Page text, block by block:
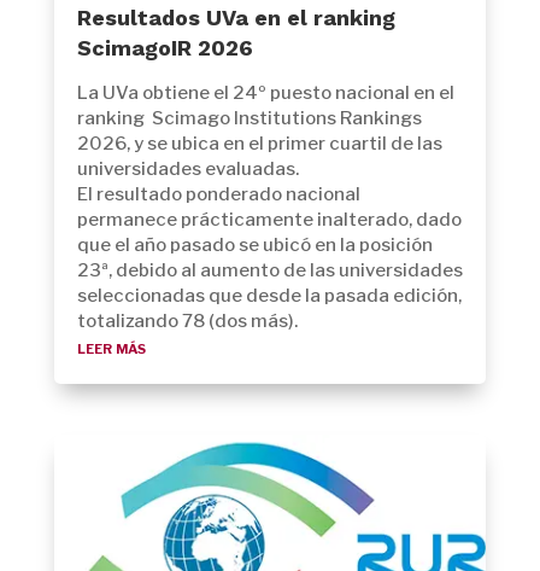
Resultados UVa en el ranking
ScimagoIR 2026
La UVa obtiene el 24º puesto nacional en el
ranking Scimago Institutions Rankings
2026, y se ubica en el primer cuartil de las
universidades evaluadas.
El resultado ponderado nacional
permanece prácticamente inalterado, dado
que el año pasado se ubicó en la posición
23ª, debido al aumento de las universidades
seleccionadas que desde la pasada edición,
totalizando 78 (dos más).
leer más